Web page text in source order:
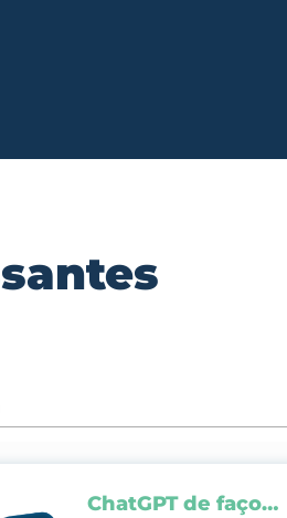
ChatGPT de façon professionnelle